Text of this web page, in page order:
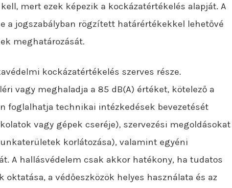
mert ezek képezik a kockázatértékelés alapját. A
a jogszabályban rögzített határértékekkel lehetővé
meghatározását.
kockázatértékelés szerves része.
vagy meghaladja a 85 dB(A) értéket, kötelező a
foglalhatja technikai intézkedések bevezetését
vagy gépek cseréje), szervezési megoldásokat
korlátozása), valamint egyéni
A hallásvédelem csak akkor hatékony, ha tudatos
oktatása, a védőeszközök helyes használata és az